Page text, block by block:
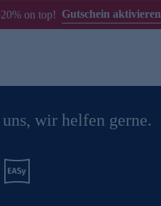
on top! Gutschein aktivieren
wir helfen gerne.